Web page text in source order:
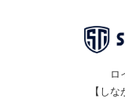
ロ
【し